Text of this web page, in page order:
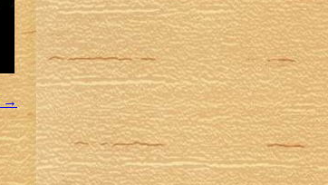
→